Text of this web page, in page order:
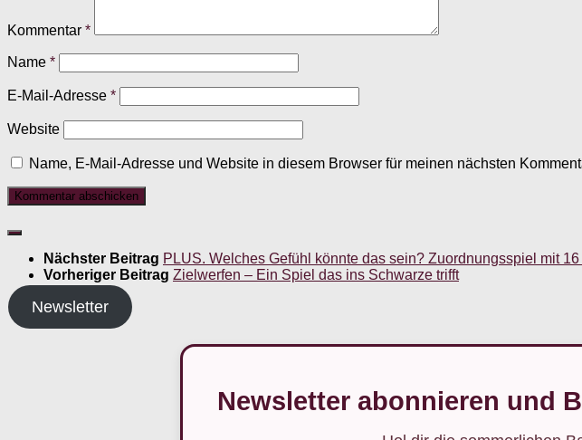
Kommentar *
Name *
E-Mail-Adresse *
Website
Name, E-Mail-Adresse und Website in diesem Browser für meinen nächsten
Nächster Beitrag PLUS. Welches Gefühl könnte das sein? Zuordnungsspiel mit
Vorheriger Beitrag Zielwerfen – Ein Spiel das ins Schwarze trifft
Newsletter
Newsletter abonnieren und